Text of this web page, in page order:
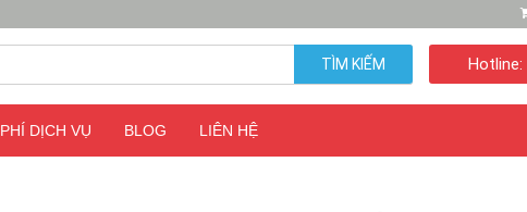
TÌM KIẾM Hotline:
PHÍ DỊCH VỤ BLOG LIÊN HỆ